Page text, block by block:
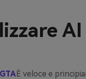
È veloce e